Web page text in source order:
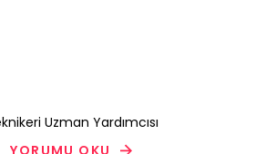
Uzman Yardımcısı
YORUMU OKU